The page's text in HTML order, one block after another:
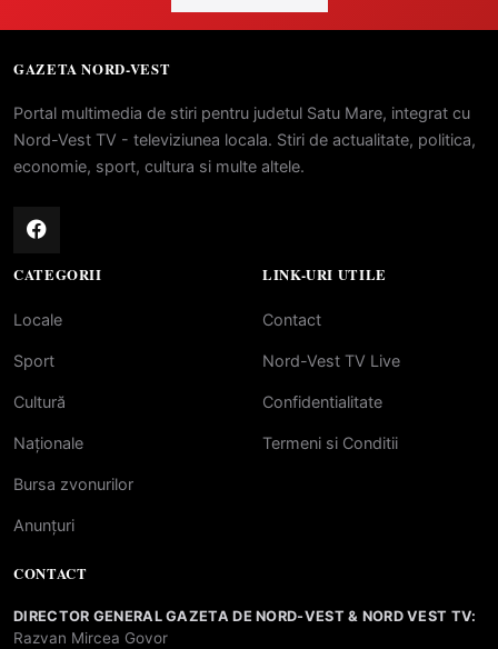
GAZETA NORD-VEST
Portal multimedia de stiri pentru judetul Satu Mare, integrat cu
Nord-Vest TV - televiziunea locala. Stiri de actualitate, politica,
economie, sport, cultura si multe altele.
CATEGORII
Locale
Sport
Cultură
Naționale
Bursa zvonurilor
Anunțuri
LINK-URI UTILE
Contact
Nord-Vest TV Live
Confidentialitate
Termeni si Conditii
CONTACT
DIRECTOR GENERAL GAZETA DE NORD-VEST & NORD VEST TV:
Razvan Mircea Govor